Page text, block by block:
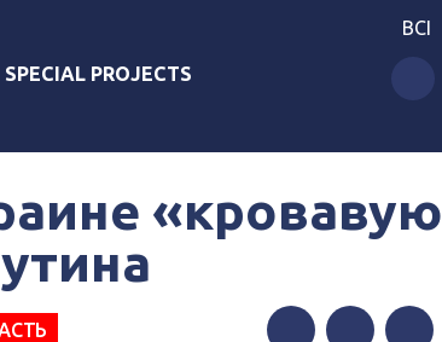
SPECIAL PROJECTS
BCI
«кровавую